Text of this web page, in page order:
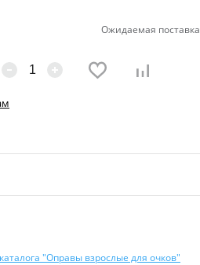
Ожидаемая
"Оправы взрослые для очков"